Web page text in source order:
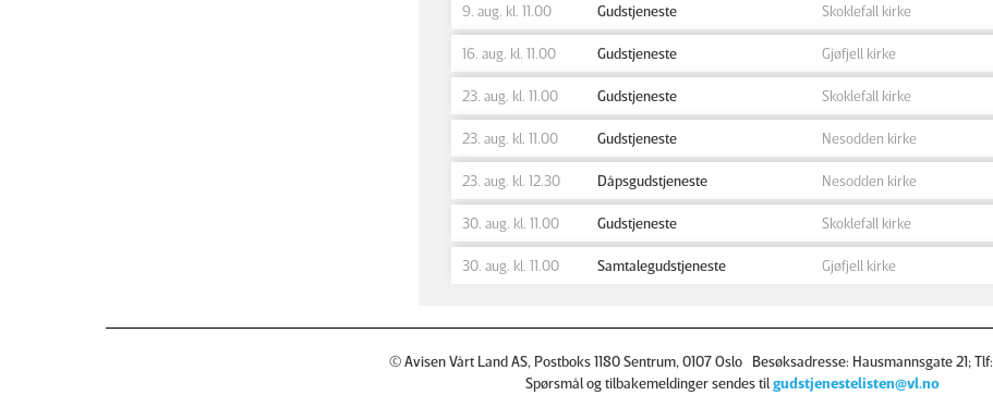
9. aug. kl. 11.00 Gudstjeneste Skoklefall kirke
16. aug. kl. 11.00 Gudstjeneste Gjøfjell kirke
23. aug. kl. 11.00 Gudstjeneste Skoklefall kirke
23. aug. kl. 11.00 Gudstjeneste Nesodden kirke
23. aug. kl. 12.30 Dåpsgudstjeneste Nesodden kirke
30. aug. kl. 11.00 Gudstjeneste Skoklefall kirke
30. aug. kl. 11.00 Samtalegudstjeneste Gjøfjell kirke
© Avisen Vårt Land AS, Postboks 1180 Sentrum, 0107 Oslo Besøksadresse: Hausmannsgate 21; Tlf:
Spørsmål og tilbakemeldinger sendes tilgudstjenestelisten@vl.no